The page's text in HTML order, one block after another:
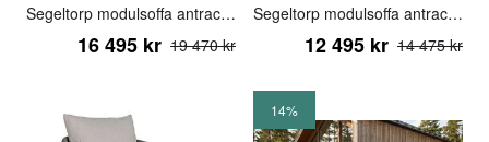
Segeltorp modulsoffa antracit alt.5
19 470 kr
16 495 kr
Segeltorp modulsoffa antracit alt.12
14 475 kr
12 495 kr
14%